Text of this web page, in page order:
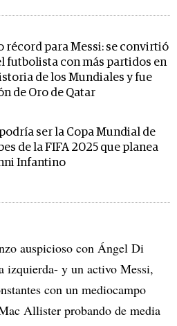
récord para Messi: se convirtió
futbolista con más partidos en
de los Mundiales y fue
de Oro de Qatar
ser la Copa Mundial de
de la FIFA 2025 que planea
Infantino
auspicioso con Ángel Di
izquierda- y un activo Messi,
con un mediocampo
Allister probando de media